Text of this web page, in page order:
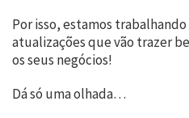
Por isso, estamos
atualizações que vão trazer
os seus negócios!
Dá só uma olhada…